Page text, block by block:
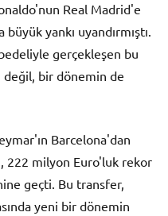
Real Madrid'e
yankı uyandırmıştı.
gerçekleşen bu
değil, bir dönemin de
Barcelona'dan
222 milyon Euro'luk rekor
geçti. Bu transfer,
yeni bir dönemin